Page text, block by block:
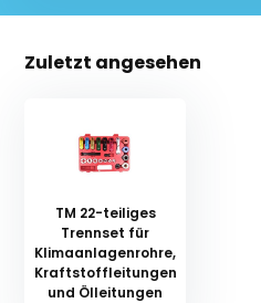
Zuletzt angesehen
TM 22-teiliges
Trennset für
Klimaanlagenrohre,
Kraftstoffleitungen
und Ölleitungen